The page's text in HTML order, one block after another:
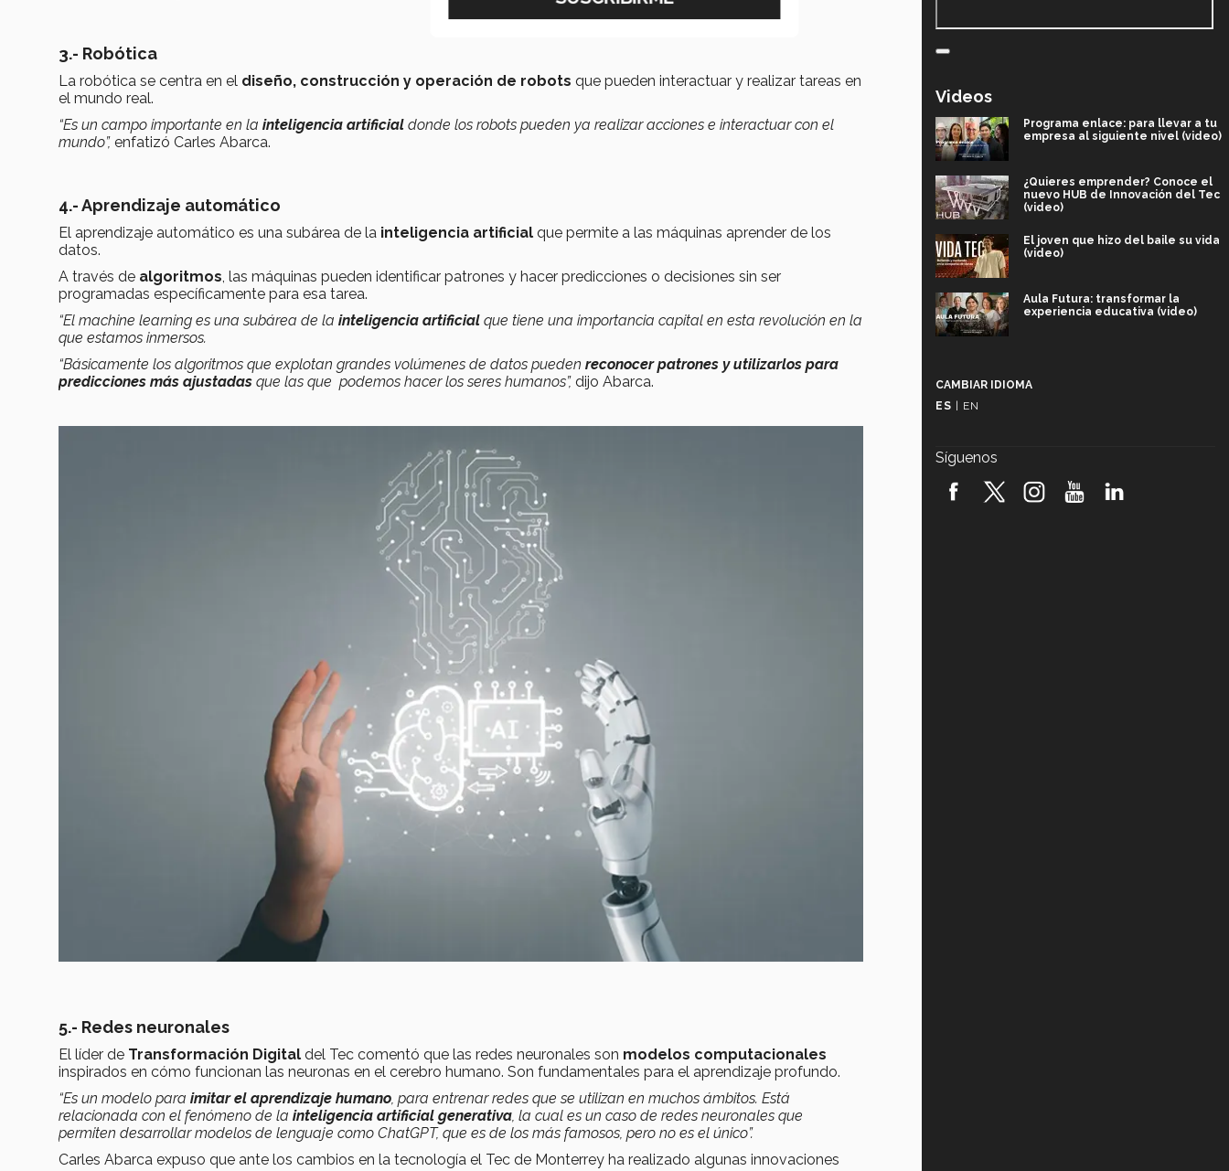
3.- Robótica
La robótica se centra en el diseño, construcción y operación de robots que pueden interactuar y realizar tareas en
el mundo real.
“Es un campo importante en la inteligencia artificial donde los robots pueden ya realizar acciones e interactuar con el
mundo”, enfatizó Carles Abarca.
4.- Aprendizaje automático
El aprendizaje automático es una subárea de la inteligencia artificial que permite a las máquinas aprender de los
datos.
A través de algoritmos , las máquinas pueden identificar patrones y hacer predicciones o decisiones sin ser
programadas específicamente para esa tarea.
“El machine learning es una subárea de la inteligencia artificial que tiene una importancia capital en esta revolución en la
que estamos inmersos.
“Básicamente los algoritmos que explotan grandes volúmenes de datos pueden reconocer patrones y utilizarlos para
predicciones más ajustadas que las que podemos hacer los seres humanos”, dijo Abarca.
5.- Redes neuronales
El líder de Transformación Digital del Tec comentó que las redes neuronales son modelos computacionales
inspirados en cómo funcionan las neuronas en el cerebro humano. Son fundamentales para el aprendizaje profundo.
“Es un modelo para imitar el aprendizaje humano, para entrenar redes que se utilizan en muchos ámbitos. Está
relacionada con el fenómeno de la inteligencia artificial generativa, la cual es un caso de redes neuronales que
permiten desarrollar modelos de lenguaje como ChatGPT, que es de los más famosos, pero no es el único”.
Carles Abarca expuso que ante los cambios en la tecnología el Tec de Monterrey ha realizado algunas innovaciones
Videos
Programa enlace: para llevar a tu
empresa al siguiente nivel (video)
¿Quieres emprender? Conoce el
nuevo HUB de Innovación del Tec
(video)
El joven que hizo del baile su vida
(video)
Aula Futura: transformar la
experiencia educativa (video)
robótica FIRST 2026! (video)
CAMBIAR IDIOMA
ES | EN
Síguenos